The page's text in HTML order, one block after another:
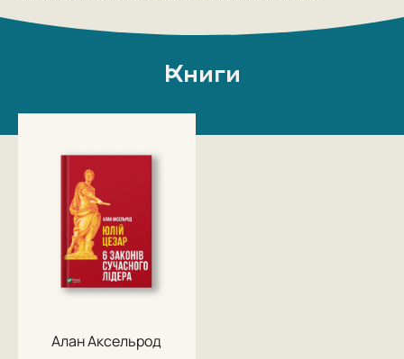
Книги
Алан Аксельрод